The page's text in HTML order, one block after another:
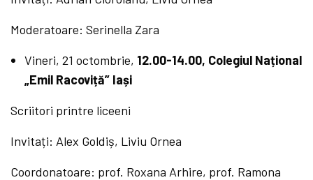
Moderatoare: Serinella Zara
Vineri, 21 octombrie, 12.00-14.00, Colegiul Național
„Emil Racoviță” Iași
Scriitori printre liceeni
Invitați: Alex Goldiș, Liviu Ornea
Coordonatoare: prof. Roxana Arhire, prof. Ramona